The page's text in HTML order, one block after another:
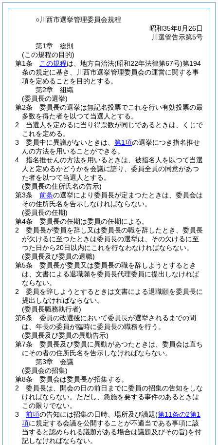
○川西市選挙管理委員会規程
昭和35年8月26日
川選管告示第5号
第1章
総則
(この規程の目的)
第1条
この規程は、地方自治法(昭和22年法律第67号)第194
条の規定に基き、川西市選挙管理委員会の運営に関する事
項を定めることを目的とする。
第2章
組織
(委員長の選挙)
第2条
委員長の選挙は無記名投票でこれを行い有効投票の最
多数を得た者を以つて当選人とする。
2
当選人を定めるに当り得票数が同じであるときは、くじで
これを定める。
3
委員中に異議がないときは、 第1項の選挙につき指名推せ
んの方法を用いることができる。
4
指名推せんの方法を用いるときは、被指名人を以つて当選
人と定めるかどうかを会議に諮り、委員全員の同意があつ
た者を以つて当選人とする。
(委員長の住所氏名の告示)
第3条
前条の選挙により委員長が定まつたときは、委員会は
その住所氏名を告示しなければならない。
(委員長の任期)
第4条
委員長の任期は委員の任期による。
2
委員長が委員を辞し又は委員長の職を辞したとき、委員長
が欠けるに至つたときは委員長の選挙は、その欠けるに至
つた日から20日以内にこれを行なわなければならない。
(委員長及び委員の退職)
第5条
委員長が委員又は委員長の職を辞しようとするとき
は、文書による退職願を委員長代理委員に提出しなければ
ならない。
2
委員を辞しようとするときは文書による退職願を委員長に
提出しなければならない。
(委員長職務執行者)
第6条
委員の改選後において委員長が選挙されるまでの間
は、年長の委員が臨時に委員長の職務を行う。
(委員長及び委員の異動告示)
第7条
委員長及び委員に異動があつたときは、委員会は直ち
にその者の住所氏名を告示しなければならない。
第3章
会議
(委員会の招集)
第8条
委員会は委員長が招集する。
2
委員長は、開会の日の前日までに委員の招集の告知をしな
ければならない。 ただし、急施を要する事件のあるときは
この限りでない。
3
前項の告知には招集の日時、場所及び議題(第11条の2第1
項に規定する会議を公開することが不適当である事項に該
当すると認められる議題がある場合は議題及びその旨)を付
記しなければならない。